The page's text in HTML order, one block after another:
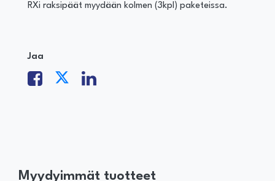
RXi raksipäät myydään kolmen (3kpl) paketeissa.
Jaa
Myydyimmät tuotteet